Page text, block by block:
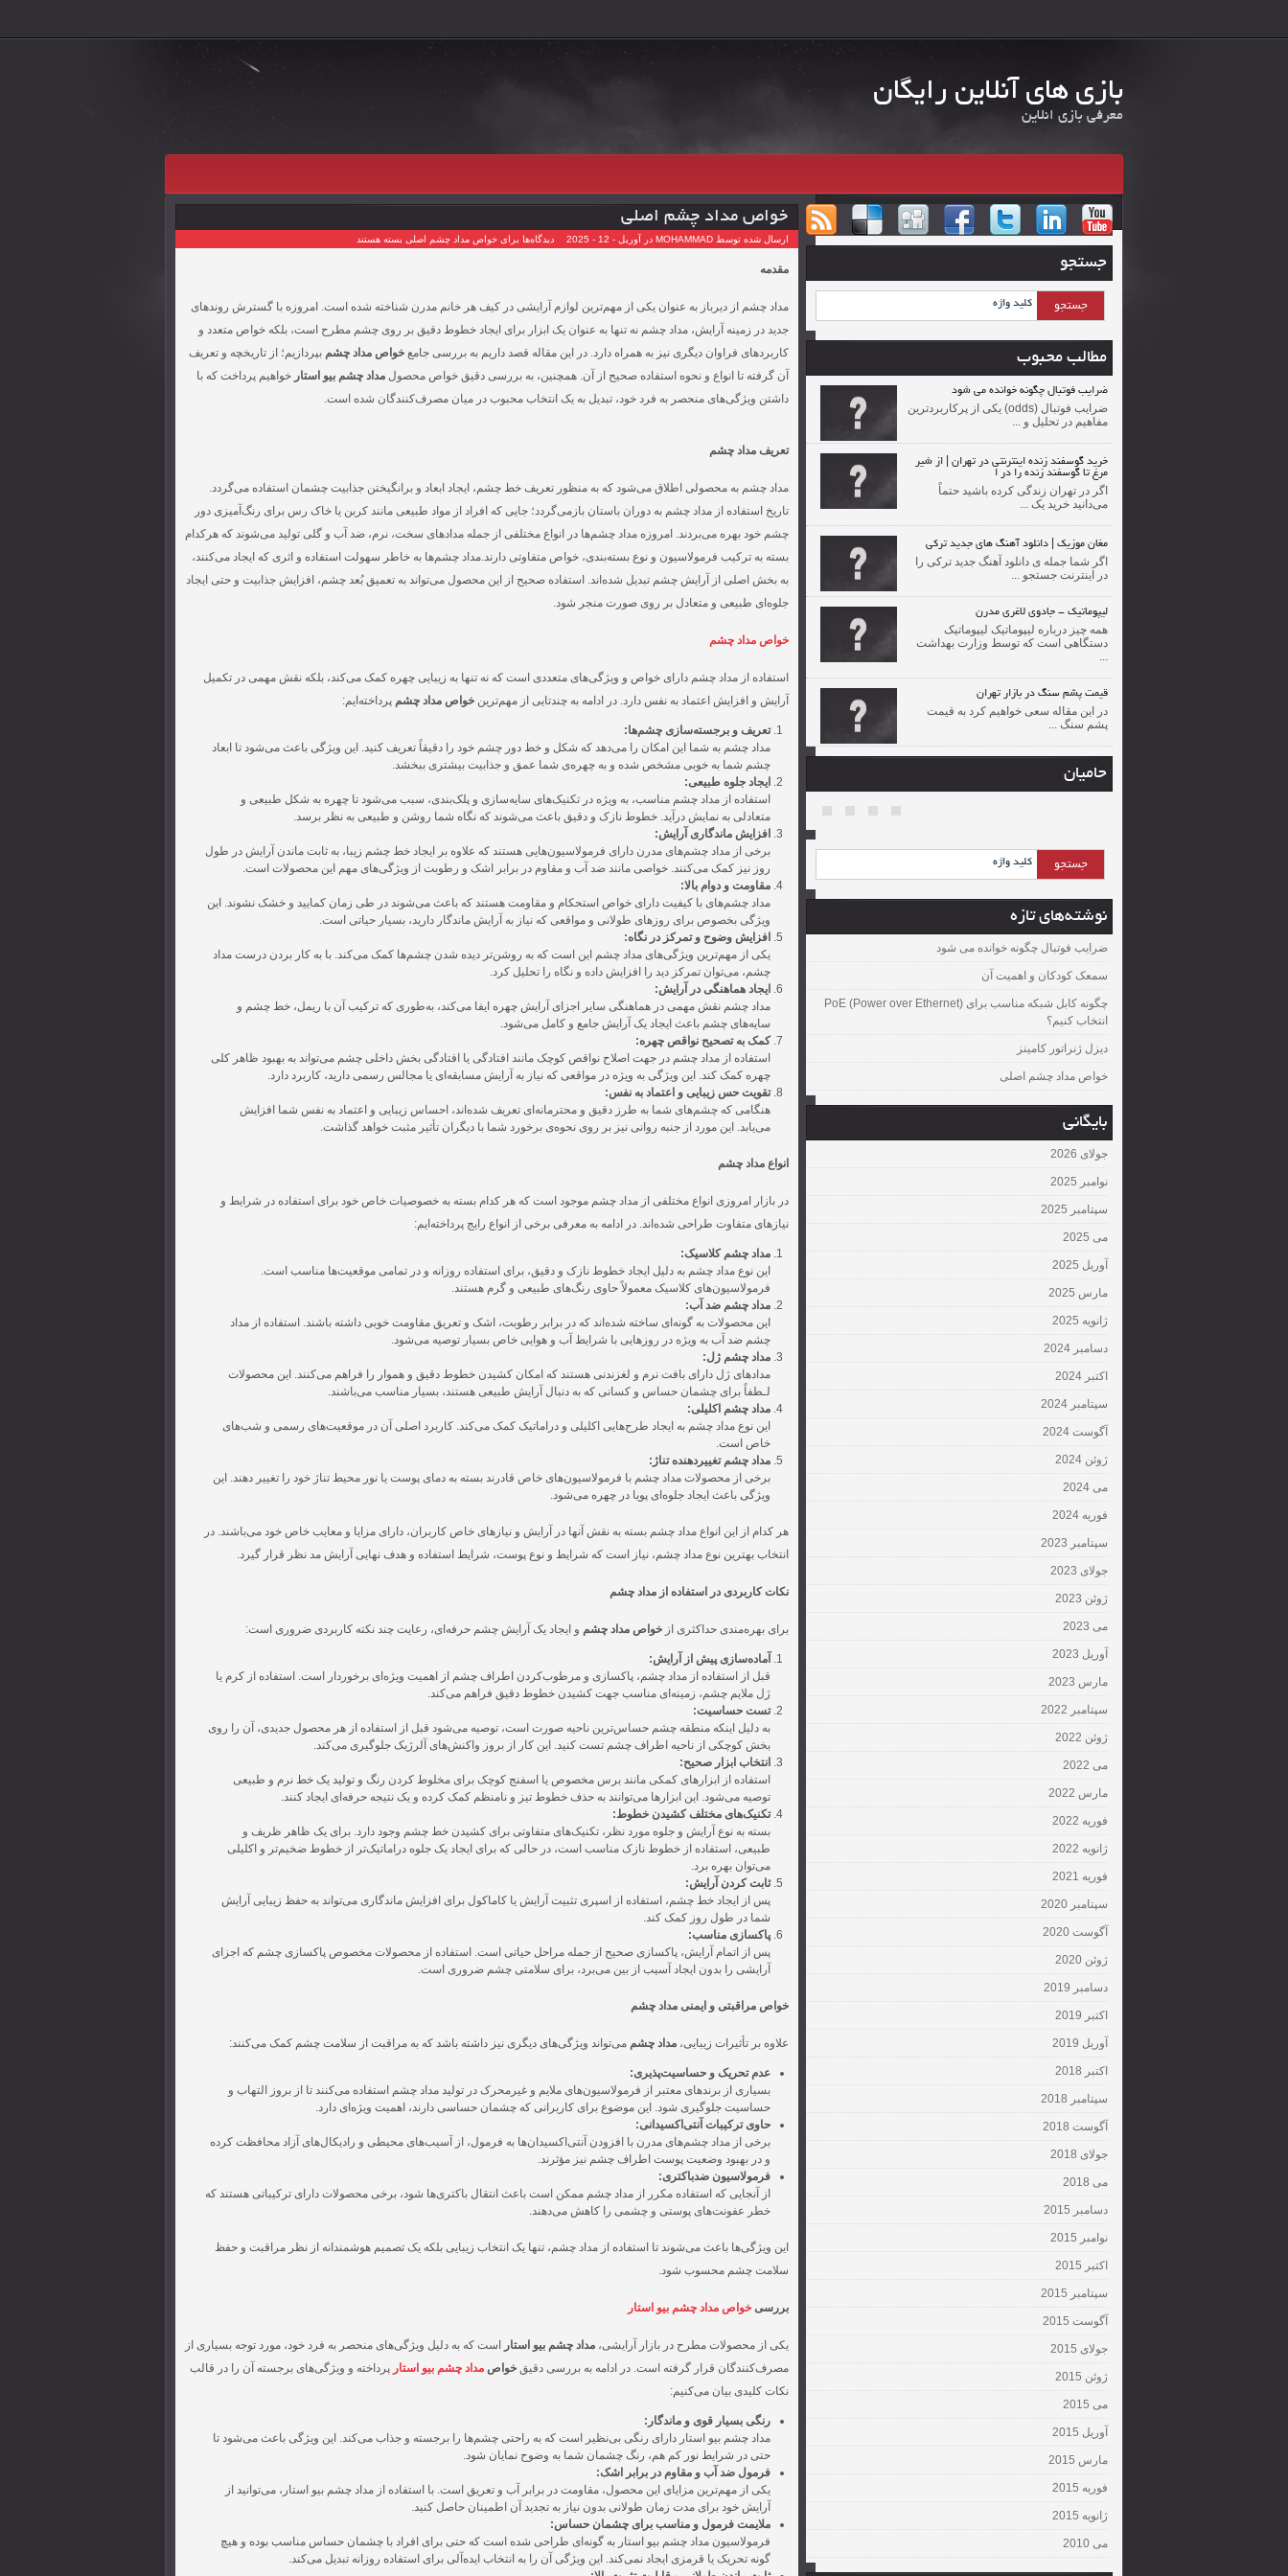
بازی های آنلاین رایگان
معرفی بازی انلاین
خواص مداد چشم اصلی
ارسال شده توسط MOHAMMAD در آوریل - 12 - 2025 دیدگاه‌ها برای خواص مداد چشم اصلی بسته هستند
مقدمه
مداد چشم از دیرباز به عنوان یکی از مهم‌ترین لوازم آرایشی در کیف هر خانم مدرن شناخته شده است. امروزه با گسترش روندهای
جدید در زمینه آرایش، مداد چشم نه تنها به عنوان یک ابزار برای ایجاد خطوط دقیق بر روی چشم مطرح است، بلکه خواص متعدد و
کاربردهای فراوان دیگری نیز به همراه دارد. در این مقاله قصد داریم به بررسی جامع خواص مداد چشم بپردازیم؛ از تاریخچه و تعریف
آن گرفته تا انواع و نحوه استفاده صحیح از آن. همچنین، به بررسی دقیق خواص محصول مداد چشم بیو استار خواهیم پرداخت که با
داشتن ویژگی‌های منحصر به فرد خود، تبدیل به یک انتخاب محبوب در میان مصرف‌کنندگان شده است.
تعریف مداد چشم
مداد چشم به محصولی اطلاق می‌شود که به منظور تعریف خط چشم، ایجاد ابعاد و برانگیختن جذابیت چشمان استفاده می‌گردد.
تاریخ استفاده از مداد چشم به دوران باستان بازمی‌گردد؛ جایی که افراد از مواد طبیعی مانند کربن یا خاک رس برای رنگ‌آمیزی دور
چشم خود بهره می‌بردند. امروزه مداد چشم‌ها در انواع مختلفی از جمله مدادهای سخت، نرم، ضد آب و گلی تولید می‌شوند که هرکدام
بسته به ترکیب فرمولاسیون و نوع بسته‌بندی، خواص متفاوتی دارند.مداد چشم‌ها به خاطر سهولت استفاده و اثری که ایجاد می‌کنند،
به بخش اصلی از آرایش چشم تبدیل شده‌اند. استفاده صحیح از این محصول می‌تواند به تعمیق بُعد چشم، افزایش جذابیت و حتی ایجاد
جلوه‌ای طبیعی و متعادل بر روی صورت منجر شود.
خواص مداد چشم
استفاده از مداد چشم دارای خواص و ویژگی‌های متعددی است که نه تنها به زیبایی چهره کمک می‌کند، بلکه نقش مهمی در تکمیل
آرایش و افزایش اعتماد به نفس دارد. در ادامه به چند‌تایی از مهم‌ترین خواص مداد چشم پرداخته‌ایم:
تعریف و برجسته‌سازی چشم‌ها:
مداد چشم به شما این امکان را می‌دهد که شکل و خط دور چشم خود را دقیقاً تعریف کنید. این ویژگی باعث می‌شود تا ابعاد
چشم شما به خوبی مشخص شده و به چهره‌ی شما عمق و جذابیت بیشتری ببخشد.
ایجاد جلوه طبیعی:
استفاده از مداد چشم مناسب، به ویژه در تکنیک‌های سایه‌سازی و پلک‌بندی، سبب می‌شود تا چهره به شکل طبیعی و
متعادلی به نمایش درآید. خطوط نازک و دقیق باعث می‌شوند که نگاه شما روشن و طبیعی به نظر برسد.
افزایش ماندگاری آرایش:
برخی از مداد چشم‌های مدرن دارای فرمولاسیون‌هایی هستند که علاوه بر ایجاد خط چشم زیبا، به ثابت ماندن آرایش در طول
روز نیز کمک می‌کنند. خواصی مانند ضد آب و مقاوم در برابر اشک و رطوبت از ویژگی‌های مهم این محصولات است.
مقاومت و دوام بالا:
مداد چشم‌های با کیفیت دارای خواص استحکام و مقاومت هستند که باعث می‌شوند در طی زمان کمایید و خشک نشوند. این
ویژگی بخصوص برای روزهای طولانی و مواقعی که نیاز به آرایش ماندگار دارید، بسیار حیاتی است.
افزایش وضوح و تمرکز در نگاه:
یکی از مهم‌ترین ویژگی‌های مداد چشم این است که به روشن‌تر دیده شدن چشم‌ها کمک می‌کند. با به کار بردن درست مداد
چشم، می‌توان تمرکز دید را افزایش داده و نگاه را تحلیل کرد.
ایجاد هماهنگی در آرایش:
مداد چشم نقش مهمی در هماهنگی سایر اجزای آرایش چهره ایفا می‌کند، به‌طوری که ترکیب آن با ریمل، خط چشم و
سایه‌های چشم باعث ایجاد یک آرایش جامع و کامل می‌شود.
کمک به تصحیح نواقص چهره:
استفاده از مداد چشم در جهت اصلاح نواقص کوچک مانند افتادگی یا افتادگی بخش داخلی چشم می‌تواند به بهبود ظاهر کلی
چهره کمک کند. این ویژگی به ویژه در مواقعی که نیاز به آرایش مسابقه‌ای یا مجالس رسمی دارید، کاربرد دارد.
تقویت حس زیبایی و اعتماد به نفس:
هنگامی که چشم‌های شما به طرز دقیق و محترمانه‌ای تعریف شده‌اند، احساس زیبایی و اعتماد به نفس شما افزایش
می‌یابد. این مورد از جنبه روانی نیز بر روی نحوه‌ی برخورد شما با دیگران تأثیر مثبت خواهد گذاشت.
انواع مداد چشم
در بازار امروزی انواع مختلفی از مداد چشم موجود است که هر کدام بسته به خصوصیات خاص خود برای استفاده در شرایط و
نیازهای متفاوت طراحی شده‌اند. در ادامه به معرفی برخی از انواع رایج پرداخته‌ایم:
مداد چشم کلاسیک:
این نوع مداد چشم به دلیل ایجاد خطوط نازک و دقیق، برای استفاده روزانه و در تمامی موقعیت‌ها مناسب است.
فرمولاسیون‌های کلاسیک معمولاً حاوی رنگ‌های طبیعی و گرم هستند.
مداد چشم ضد آب:
این محصولات به گونه‌ای ساخته شده‌اند که در برابر رطوبت، اشک و تعریق مقاومت خوبی داشته باشند. استفاده از مداد
چشم ضد آب به ویژه در روزهایی با شرایط آب و هوایی خاص بسیار توصیه می‌شود.
مداد چشم ژل:
مدادهای ژل دارای بافت نرم و لغزندنی هستند که امکان کشیدن خطوط دقیق و هموار را فراهم می‌کنند. این محصولات
لـطفاً برای چشمان حساس و کسانی که به دنبال آرایش طبیعی هستند، بسیار مناسب می‌باشند.
مداد چشم اکلیلی:
این نوع مداد چشم به ایجاد طرح‌هایی اکلیلی و دراماتیک کمک می‌کند. کاربرد اصلی آن در موقعیت‌های رسمی و شب‌های
خاص است.
مداد چشم تغییردهنده تناژ:
برخی از محصولات مداد چشم با فرمولاسیون‌های خاص قادرند بسته به دمای پوست یا نور محیط تناژ خود را تغییر دهند. این
ویژگی باعث ایجاد جلوه‌ای پویا در چهره می‌شود.
هر کدام از این انواع مداد چشم بسته به نقش آنها در آرایش و نیازهای خاص کاربران، دارای مزایا و معایب خاص خود می‌باشند. در
انتخاب بهترین نوع مداد چشم، نیاز است که شرایط و نوع پوست، شرایط استفاده و هدف نهایی آرایش مد نظر قرار گیرد.
نکات کاربردی در استفاده از مداد چشم
برای بهره‌مندی حداکثری از خواص مداد چشم و ایجاد یک آرایش چشم حرفه‌ای، رعایت چند نکته کاربردی ضروری است:
آماده‌سازی پیش از آرایش:
قبل از استفاده از مداد چشم، پاکسازی و مرطوب‌کردن اطراف چشم از اهمیت ویژه‌ای برخوردار است. استفاده از کرم یا
ژل ملایم چشم، زمینه‌ای مناسب جهت کشیدن خطوط دقیق فراهم می‌کند.
تست حساسیت:
به دلیل اینکه منطقه چشم حساس‌ترین ناحیه صورت است، توصیه می‌شود قبل از استفاده از هر محصول جدیدی، آن را روی
بخش کوچکی از ناحیه اطراف چشم تست کنید. این کار از بروز واکنش‌های آلرژیک جلوگیری می‌کند.
انتخاب ابزار صحیح:
استفاده از ابزارهای کمکی مانند برس مخصوص یا اسفنج کوچک برای مخلوط کردن رنگ و تولید یک خط نرم و طبیعی
توصیه می‌شود. این ابزارها می‌توانند به حذف خطوط تیز و نامنظم کمک کرده و یک نتیجه حرفه‌ای ایجاد کنند.
تکنیک‌های مختلف کشیدن خطوط:
بسته به نوع آرایش و جلوه مورد نظر، تکنیک‌های متفاوتی برای کشیدن خط چشم وجود دارد. برای یک ظاهر ظریف و
طبیعی، استفاده از خطوط نازک مناسب است، در حالی که برای ایجاد یک جلوه دراماتیک‌تر از خطوط ضخیم‌تر و اکلیلی
می‌توان بهره برد.
ثابت کردن آرایش:
پس از ایجاد خط چشم، استفاده از اسپری تثبیت آرایش یا کاماکول برای افزایش ماندگاری می‌تواند به حفظ زیبایی آرایش
شما در طول روز کمک کند.
پاکسازی مناسب:
پس از اتمام آرایش، پاکسازی صحیح از جمله مراحل حیاتی است. استفاده از محصولات مخصوص پاکسازی چشم که اجزای
آرایشی را بدون ایجاد آسیب از بین می‌برد، برای سلامتی چشم ضروری است.
خواص مراقبتی و ایمنی مداد چشم
علاوه بر تأثیرات زیبایی، مداد چشم می‌تواند ویژگی‌های دیگری نیز داشته باشد که به مراقبت از سلامت چشم کمک می‌کنند:
عدم تحریک و حساسیت‌پذیری:
بسیاری از برندهای معتبر از فرمولاسیون‌های ملایم و غیرمحرک در تولید مداد چشم استفاده می‌کنند تا از بروز التهاب و
حساسیت جلوگیری شود. این موضوع برای کاربرانی که چشمان حساسی دارند، اهمیت ویژه‌ای دارد.
حاوی ترکیبات آنتی‌اکسیدانی:
برخی از مداد چشم‌های مدرن با افزودن آنتی‌اکسیدان‌ها به فرمول، از آسیب‌های محیطی و رادیکال‌های آزاد محافظت کرده
و در بهبود وضعیت پوست اطراف چشم نیز مؤثرند.
فرمولاسیون ضدباکتری:
از آنجایی که استفاده مکرر از مداد چشم ممکن است باعث انتقال باکتری‌ها شود، برخی محصولات دارای ترکیباتی هستند که
خطر عفونت‌های پوستی و چشمی را کاهش می‌دهند.
این ویژگی‌ها باعث می‌شوند تا استفاده از مداد چشم، تنها یک انتخاب زیبایی بلکه یک تصمیم هوشمندانه از نظر مراقبت و حفظ
سلامت چشم محسوب شود.
بررسی خواص مداد چشم بیو استار
یکی از محصولات مطرح در بازار آرایشی، مداد چشم بیو استار
است که به دلیل ویژگی‌های منحصر به فرد خود، مورد توجه بسیاری از
مصرف‌کنندگان قرار گرفته است. در ادامه به بررسی دقیق خواص مداد چشم بیو استار پرداخته و ویژگی‌های برجسته آن را در قالب
نکات کلیدی بیان می‌کنیم:
رنگی بسیار قوی و ماندگار:
مداد چشم بیو استار دارای رنگی بی‌نظیر است که به راحتی چشم‌ها را برجسته و جذاب می‌کند. این ویژگی باعث می‌شود تا
حتی در شرایط نور کم هم، رنگ چشمان شما به وضوح نمایان شود.
فرمول ضد آب و مقاوم در برابر اشک:
یکی از مهم‌ترین مزایای این محصول، مقاومت در برابر آب و تعریق است. با استفاده از مداد چشم بیو استار، می‌توانید از
آرایش خود برای مدت زمان طولانی بدون نیاز به تجدید آن اطمینان حاصل کنید.
ملایمت فرمول و مناسب برای چشمان حساس:
فرمولاسیون مداد چشم بیو استار به گونه‌ای طراحی شده است که حتی برای افراد با چشمان حساس مناسب بوده و هیچ
گونه تحریک یا قرمزی ایجاد نمی‌کند. این ویژگی آن را به انتخاب ایده‌آلی برای استفاده روزانه تبدیل می‌کند.
جستجو
مطالب محبوب
ضرایب فوتبال چگونه خوانده می شود
ضرایب فوتبال (odds) یکی از پرکاربردترین
مفاهیم در تحلیل و ...
خرید گوسفند زنده اینترنتی در تهران | از شیر
مرغ تا گوسفند زنده را در ا
اگر در تهران زندگی کرده باشید حتماً
می‌دانید خرید یک ...
مغان موزیک | دانلود آهنگ های جدید ترکی
اگر شما جمله ی دانلود آهنگ جدید ترکی را
در اینترنت جستجو ...
لیپوماتیک - جادوی لاغری مدرن
همه چیز درباره لیپوماتیک لیپوماتیک
دستگاهی است که توسط وزارت بهداشت
...
قیمت پشم سنگ در بازار تهران
در این مقاله سعی خواهیم کرد به قیمت
پشم سنگ ...
حامیان
نوشته‌های تازه
ضرایب فوتبال چگونه خوانده می شود
سمعک کودکان و اهمیت آن
چگونه کابل شبکه مناسب برای PoE (Power over Ethernet)
انتخاب کنیم؟
دیزل ژنراتور کامینز
خواص مداد چشم اصلی
بایگانی
جولای 2026
نوامبر 2025
سپتامبر 2025
می 2025
آوریل 2025
مارس 2025
ژانویه 2025
دسامبر 2024
اکتبر 2024
سپتامبر 2024
آگوست 2024
ژوئن 2024
می 2024
فوریه 2024
سپتامبر 2023
جولای 2023
ژوئن 2023
می 2023
آوریل 2023
مارس 2023
سپتامبر 2022
ژوئن 2022
می 2022
مارس 2022
فوریه 2022
ژانویه 2022
فوریه 2021
سپتامبر 2020
آگوست 2020
ژوئن 2020
دسامبر 2019
اکتبر 2019
آوریل 2019
اکتبر 2018
سپتامبر 2018
آگوست 2018
جولای 2018
می 2018
دسامبر 2015
نوامبر 2015
اکتبر 2015
سپتامبر 2015
آگوست 2015
جولای 2015
ژوئن 2015
می 2015
آوریل 2015
مارس 2015
فوریه 2015
ژانویه 2015
می 2010